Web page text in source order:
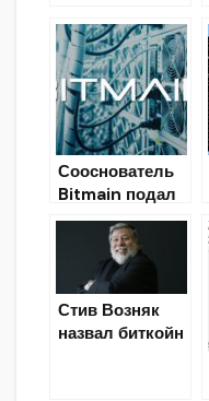
Сооснователь
Bitmain подал
новый иск
против
компании в
Китае
Стив Возняк
назвал биткойн